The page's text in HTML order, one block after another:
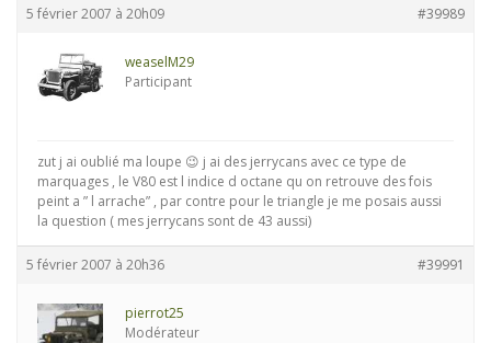
5 février 2007 à 20h09 #39989
weaselM29
Participant
zut j ai oublié ma loupe 😉 j ai des jerrycans avec ce type de
marquages , le V80 est l indice d octane qu on retrouve des fois
peint a ” l arrache” , par contre pour le triangle je me posais aussi
la question ( mes jerrycans sont de 43 aussi)
5 février 2007 à 20h36 #39991
pierrot25
Modérateur